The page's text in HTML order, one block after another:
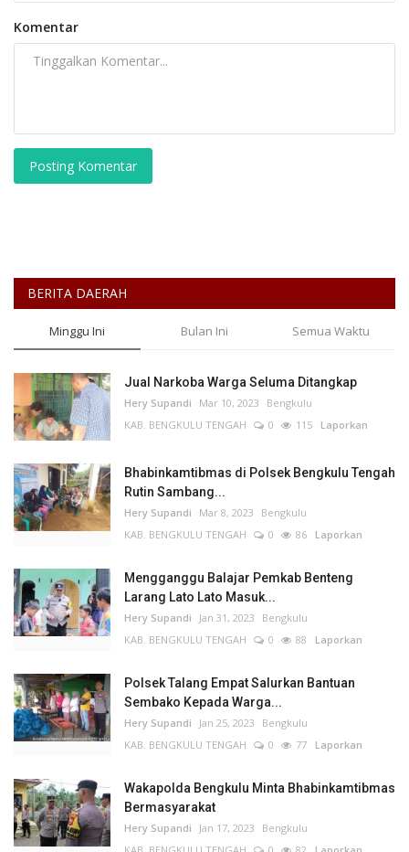
Komentar
Posting Komentar
BERITA DAERAH
Minggu Ini Bulan Ini Semua Waktu
Jual Narkoba Warga Seluma Ditangkap
Hery Supandi Mar 10, 2023
Bengkulu
KAB. BENGKULU TENGAH
0 115 Laporkan
Bhabinkamtibmas di Polsek Bengkulu Tengah
Rutin Sambang...
Hery Supandi Mar 8, 2023
Bengkulu
KAB. BENGKULU TENGAH
0 86 Laporkan
Mengganggu Balajar Pemkab Benteng
Larang Lato Lato Masuk...
Hery Supandi Jan 31, 2023
Bengkulu
KAB. BENGKULU TENGAH
0 88 Laporkan
Polsek Talang Empat Salurkan Bantuan
Sembako Kepada Warga...
Hery Supandi Jan 25, 2023
Bengkulu
KAB. BENGKULU TENGAH
0 77 Laporkan
Wakapolda Bengkulu Minta Bhabinkamtibmas
Bermasyarakat
Hery Supandi Jan 17, 2023
Bengkulu